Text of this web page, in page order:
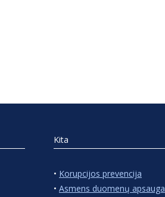
Kita
• Korupcijos prevencija
• Asmens duomenų apsauga